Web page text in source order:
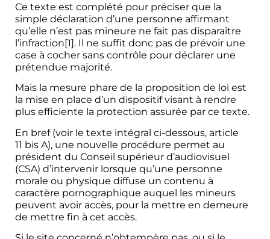
Ce texte est complété pour préciser que la
simple déclaration d’une personne affirmant
qu’elle n’est pas mineure ne fait pas disparaître
l’infraction[1]. Il ne suffit donc pas de prévoir une
case à cocher sans contrôle pour déclarer une
prétendue majorité.
Mais la mesure phare de la proposition de loi est
la mise en place d’un dispositif visant à rendre
plus efficiente la protection assurée par ce texte.
En bref (voir le texte intégral ci-dessous, article
11 bis A), une nouvelle procédure permet au
président du Conseil supérieur d’audiovisuel
(CSA) d’intervenir lorsque qu’une personne
morale ou physique diffuse un contenu à
caractère pornographique auquel les mineurs
peuvent avoir accès, pour la mettre en demeure
de mettre fin à cet accès.